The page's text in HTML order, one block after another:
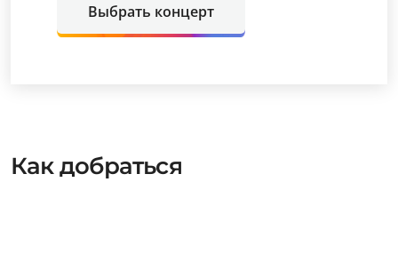
Выбрать концерт
Как добраться